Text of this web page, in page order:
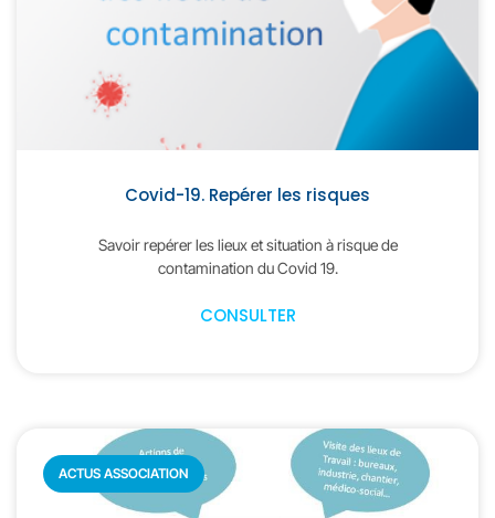
Covid-19. Repérer les risques
Savoir repérer les lieux et situation à risque de
contamination du Covid 19.
CONSULTER
ACTUS ASSOCIATION